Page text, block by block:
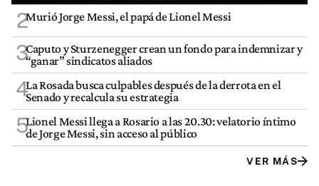
2Murió Jorge Messi, el papá de Lionel Messi
3Caputo y Sturzenegger crean un fondo para indemnizar y
“ganar” sindicatos aliados
4La Rosada busca culpables después de la derrota en el
Senado y recalcula su estrategia
5Lionel Messi llega a Rosario a las 20.30: velatorio íntimo
de Jorge Messi, sin acceso al público
VER MÁS